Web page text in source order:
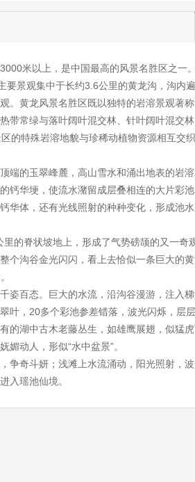
米以上，是中国最高的风景名胜区之一
景观集中于长约3.6公里的黄龙沟，沟内
。黄龙风景名胜区既以独特的岩溶景观著
常绿与落叶阔叶混交林、针叶阔叶混交
特殊岩溶地貌与珍稀动植物资源相互交
端的玉翠峰麓，高山雪水和涌出地表的岩
钙华埂，使流水潴留成层叠相连的大片彩
华体，还有光线照射的种种变化，形成池
的脊状坡地上，形成了气势磅颉的又一
沟谷金光闪闪，看上去恰似一条巨大的
姿百态。巨大的水流，沿沟谷漫游，注入
叶，20多个彩池参差错落，波光闪烁，层
的湖中古木老藤丛生，如雄鹰展翅，似猛
动人，形似“水中盆景”。
争奇斗妍；浅滩上水流涌动，阳光照射，
入瑶池仙境。